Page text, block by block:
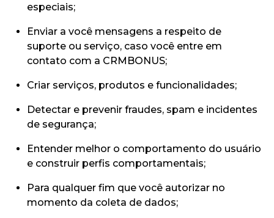
especiais;
Enviar a você mensagens a respeito de
suporte ou serviço, caso você entre em
contato com a CRMBONUS;
Criar serviços, produtos e funcionalidades;
Detectar e prevenir fraudes, spam e incidentes
de segurança;
Entender melhor o comportamento do usuário
e construir perfis comportamentais;
Para qualquer fim que você autorizar no
momento da coleta de dados;